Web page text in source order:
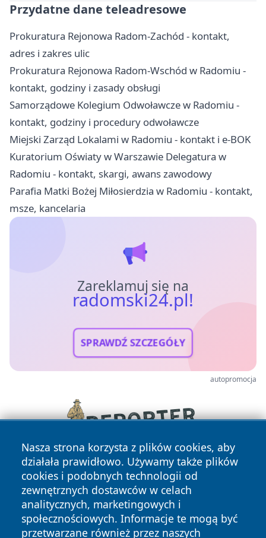
Przydatne dane teleadresowe
Prokuratura Rejonowa Radom-Zachód - kontakt,
adres i zakres ulic
Prokuratura Rejonowa Radom-Wschód w Radomiu -
kontakt, godziny i zasady obsługi
Samorządowe Kolegium Odwoławcze w Radomiu -
kontakt, godziny i procedury odwoławcze
Miejski Zarząd Lokalami w Radomiu - kontakt i e-BOK
Kuratorium Oświaty w Warszawie Delegatura w
Radomiu - kontakt, skargi, awans zawodowy
Parafia Matki Bożej Miłosierdzia w Radomiu - kontakt,
msze, kancelaria
Zareklamuj się na
radomski24.pl!
SPRAWDŹ SZCZEGÓŁY
autopromocja
Nasza strona korzysta z plików cookies, aby
działała prawidłowo. Używamy także plików
cookies i podobnych technologii od
zewnętrznych dostawców w celach
analitycznych, marketingowych i
społecznościowych. Informacje te mogą być
przetwarzane również przez naszych